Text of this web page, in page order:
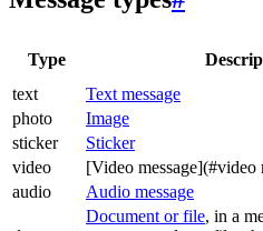
Type
text
Text message
photo
Image
sticker
Sticker
video
[Video message](#video
audio
Audio message
Document or file, in a